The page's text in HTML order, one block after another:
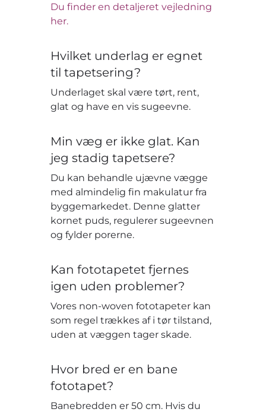
Du finder en detaljeret vejledning
her.
Hvilket underlag er egnet
til tapetsering?
Underlaget skal være tørt, rent,
glat og have en vis sugeevne.
Min væg er ikke glat. Kan
jeg stadig tapetsere?
Du kan behandle ujævne vægge
med almindelig fin makulatur fra
byggemarkedet. Denne glatter
kornet puds, regulerer sugeevnen
og fylder porerne.
Kan fototapetet fjernes
igen uden problemer?
Vores non-woven fototapeter kan
som regel trækkes af i tør tilstand,
uden at væggen tager skade.
Hvor bred er en bane
fototapet?
Banebredden er 50 cm. Hvis du